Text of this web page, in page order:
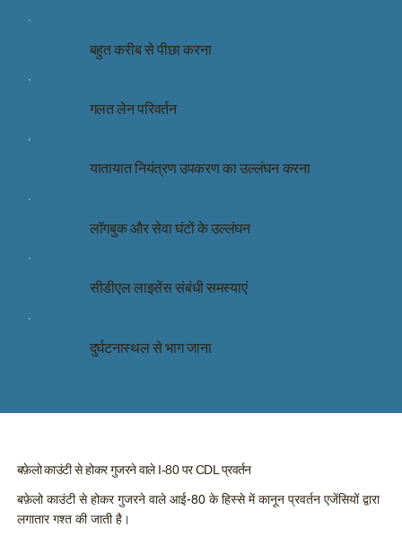
बहुत करीब से पीछा करना
गलत लेन परिवर्तन
यातायात नियंत्रण उपकरण का उल्लंघन करना
लॉगबुक और सेवा घंटों के उल्लंघन
सीडीएल लाइसेंस संबंधी समस्याएं
दुर्घटनास्थल से भाग जाना
बफ़ेलो काउंटी से होकर गुजरने वाले I-80 पर CDL प्रवर्तन
बफ़ेलो काउंटी से होकर गुजरने वाले आई-80 के हिस्से में कानून प्रवर्तन एजेंसियों द्वारा
लगातार गश्त की जाती है।